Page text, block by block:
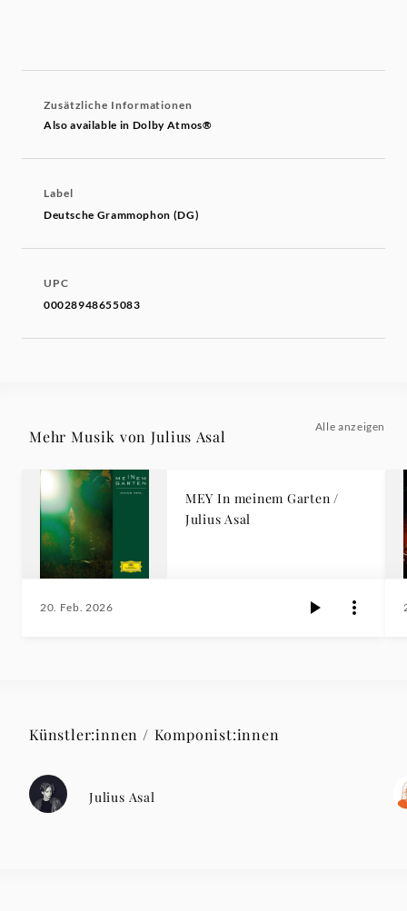
Zusätzliche Informationen
Also available in Dolby Atmos®
Label
Deutsche Grammophon (DG)
UPC
00028948655083
Mehr Musik von Julius Asal
Alle anzeigen
MEY In meinem Garten /
Julius Asal
20. Feb. 2026
Künstler:innen / Komponist:innen
Julius Asal